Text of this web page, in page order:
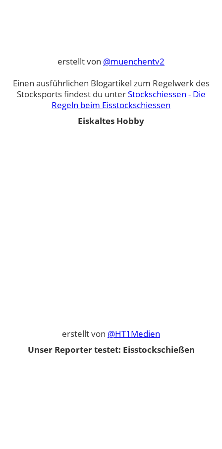
erstellt von @muenchentv2
Einen ausführlichen Blogartikel zum Regelwerk des
Stocksports findest du unterStockschiessen - Die
Regeln beim Eisstockschiessen
Eiskaltes Hobby
erstellt von @HT1Medien
Unser Reporter testet: Eisstockschießen